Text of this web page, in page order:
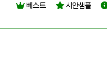
베스트 시안샘플